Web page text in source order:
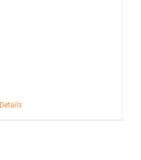
Details